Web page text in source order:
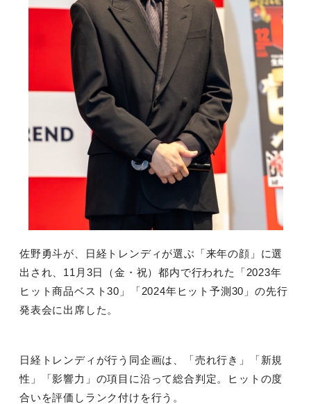
佐野勇斗が、日経トレンディが選ぶ「来年の顔」に選
出され、 11 月 3日（金・祝）都内で行われた「2023年
ヒット商品ベスト30 」「2024年ヒット予測 30 」の先行
発表会に出席した。
日経トレンディが行う同企画は、「売れ行き」「新規
性」「影響力」の項目に沿って総合判定。ヒットの度
合いを評価しランク付けを行う。